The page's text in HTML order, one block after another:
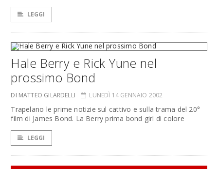
LEGGI
Hale Berry e Rick Yune nel
prossimo Bond
DI MATTEO GILARDELLI LUNEDÌ 14 GENNAIO 2002
Trapelano le prime notizie sul cattivo e sulla trama del 20°
film di James Bond. La Berry prima bond girl di colore
LEGGI